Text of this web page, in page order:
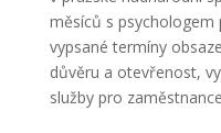
měsíců s
vypsané termíny
důvěru a otevřenost,
služby pro